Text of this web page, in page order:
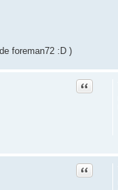
foreman72 :D )
Citation
Citation